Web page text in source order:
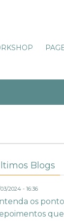
Blogs
2024 - 16:36
os